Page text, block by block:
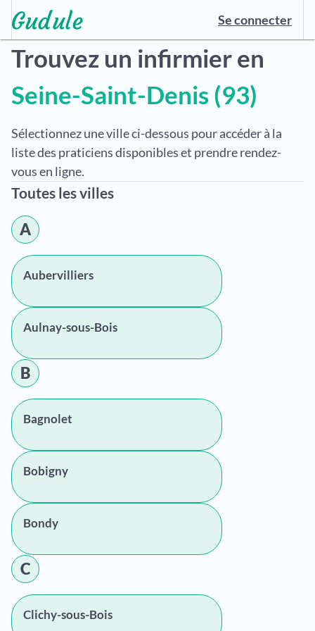
Se connecter
Trouvez un infirmier en
Seine-Saint-Denis (93)
Sélectionnez une ville ci-dessous pour accéder à la
liste des praticiens disponibles et prendre rendez-
vous en ligne.
Toutes les villes
A
Aubervilliers
Aulnay-sous-Bois
B
Bagnolet
Bobigny
Bondy
C
Clichy-sous-Bois